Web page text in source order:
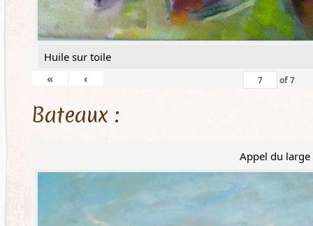
Huile sur toile
«
‹ of7
Bateaux :
Appel du large